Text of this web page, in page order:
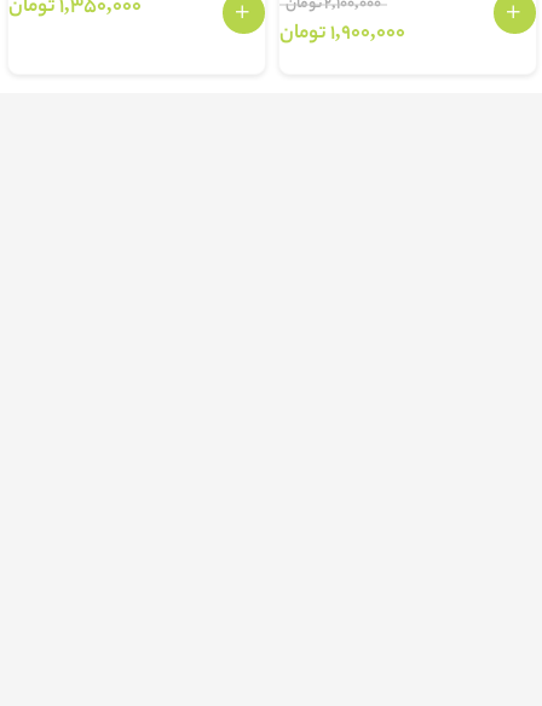
1,900,000 تومان
1,350,000 تومان